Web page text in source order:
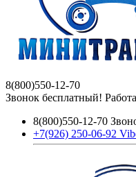
8(800)550-12-70
Звонок бесплатный!
8(800)550-12-70
+7(926) 250-06-92